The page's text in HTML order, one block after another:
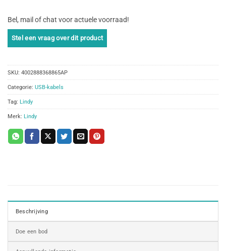
Bel, mail of chat voor actuele voorraad!
SKU: 4002888368865AP
Categorie: USB-kabels
Tag: Lindy
Merk: Lindy
Beschrijving
Doe een bod